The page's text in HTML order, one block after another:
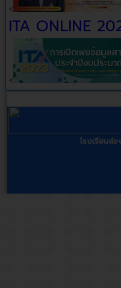
<
ITA ONLINE
<
โรงเรียนส่